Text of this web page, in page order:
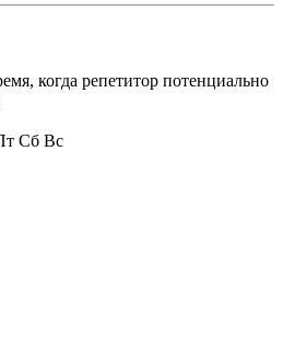
когда репетитор потенциально
Сб Вс